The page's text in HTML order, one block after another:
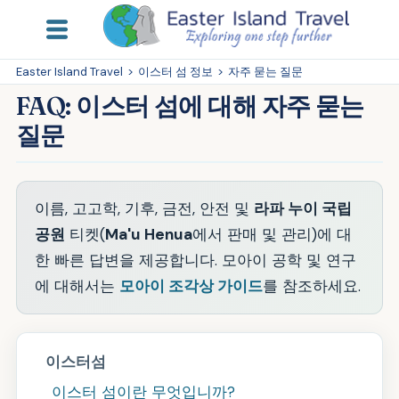
Easter Island Travel > 이스터 섬 정보 > 자주 묻는 질문
FAQ: 이스터 섬에 대해 자주 묻는
질문
이름, 고고학, 기후, 금전, 안전 및 라파 누이 국립
공원 티켓(Ma'u Henua에서 판매 및 관리)에 대
한 빠른 답변을 제공합니다. 모아이 공학 및 연구
에 대해서는 모아이 조각상 가이드를 참조하세요.
이스터섬
이스터 섬이란 무엇입니까?